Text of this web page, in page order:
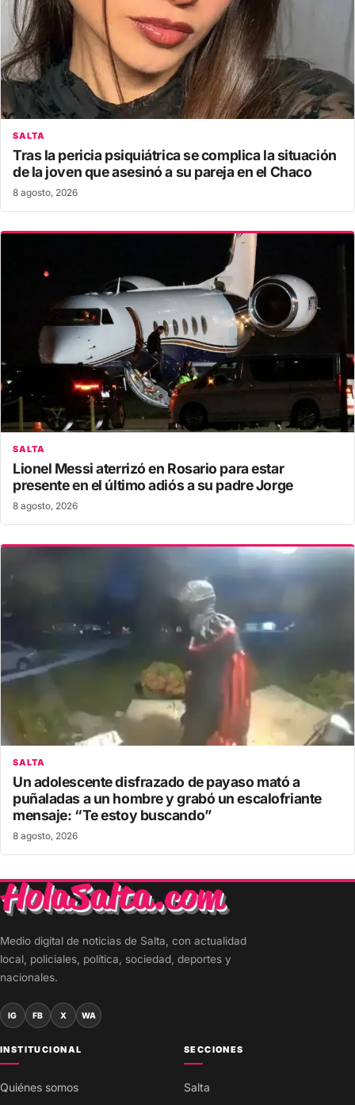
SALTA
Tras la pericia psiquiátrica se complica la situación
de la joven que asesinó a su pareja en el Chaco
8 agosto, 2026
SALTA
Lionel Messi aterrizó en Rosario para estar
presente en el último adiós a su padre Jorge
8 agosto, 2026
SALTA
Un adolescente disfrazado de payaso mató a
puñaladas a un hombre y grabó un escalofriante
mensaje: “Te estoy buscando”
8 agosto, 2026
Medio digital de noticias de Salta, con actualidad
local, policiales, política, sociedad, deportes y
nacionales.
IG FB X WA
INSTITUCIONAL
Quiénes somos
SECCIONES
Salta